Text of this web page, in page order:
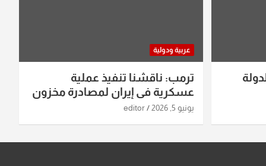
عربية ودولية
ترمب: ناقشنا تنفيذ عملية
عسكرية في إيران لمصادرة مخزون
اليورانيوم
يونيو 5, 2026 editor